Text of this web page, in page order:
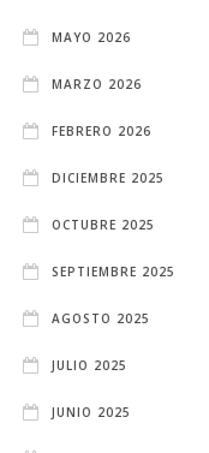
MAYO 2026
MARZO 2026
FEBRERO 2026
DICIEMBRE 2025
OCTUBRE 2025
SEPTIEMBRE 2025
AGOSTO 2025
JULIO 2025
JUNIO 2025